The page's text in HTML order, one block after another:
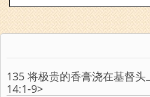
内
搜
索
135 将极贵的香膏浇在基督
14:1-9>